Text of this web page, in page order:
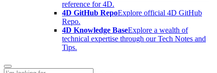
reference for 4D.
4D GitHub RepoExplore official 4D GitHub
Repo.
4D Knowledge BaseExplore a wealth of
technical expertise through our Tech Notes and
Tips.